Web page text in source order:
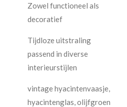
Zowel functioneel als
decoratief
Tijdloze uitstraling
passend in diverse
interieurstijlen
vintage hyacintenvaasje,
hyacintenglas, olijfgroen